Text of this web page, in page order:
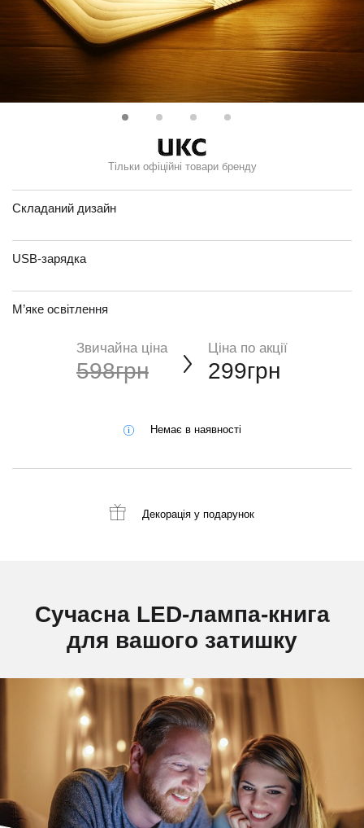
Тільки офіційні товари бренду
Складаний дизайн
USB-зарядка
М’яке освітлення
Звичайна ціна
598грн
Ціна по акції
299грн
Немає в наявності
Декорація у подарунок
Сучасна LED-лампа-книга
для вашого затишку